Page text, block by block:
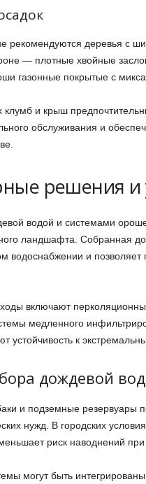
рекомендуются деревья с
— плотные хвойные
газонные покрытые с
клумб и крыш
обслуживания и
решения и
водой и системами
ландшафта. Собранная
водоснабжении и
включают
медленного
устойчивость к
дождевой
и подземные резервуары
нужд. В городских
риск наводнений при
могут быть